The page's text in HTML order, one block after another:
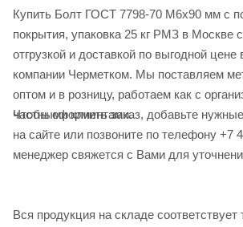
Купить Болт ГОСТ 7798-70 М6х90 мм с
покрытия, упаковка 25 кг РМЗ в Москве
отгрузкой и доставкой по выгодной
компании Черметком. Мы поставляем
оптом и в розницу, работаем как с
частными клиентами.
Чтобы оформить заказ, добавьте
на сайте или позвоните по телефону +7
менеджер свяжется с Вами для
Вся продукция на складе соответствует